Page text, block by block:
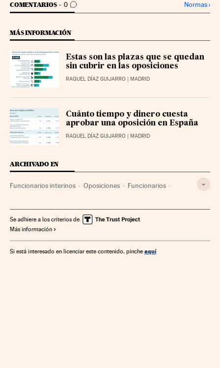
COMENTARIOS 0
IR A LOS COMENTARIOS Normas›
MÁS INFORMACIÓN
Estas son las plazas que se quedan
sin cubrir en las oposiciones
RAQUEL DÍAZ GUIJARRO | MADRID
Cuánto tiempo y dinero cuesta
aprobar una oposición en España
RAQUEL DÍAZ GUIJARRO | MADRID
ARCHIVADO EN
Funcionarios interinos Oposiciones Funcionarios
Empleo público Empleo Trabajo
Se adhiere a los criterios de
Más información
Si está interesado en licenciar este contenido, pinche aquí